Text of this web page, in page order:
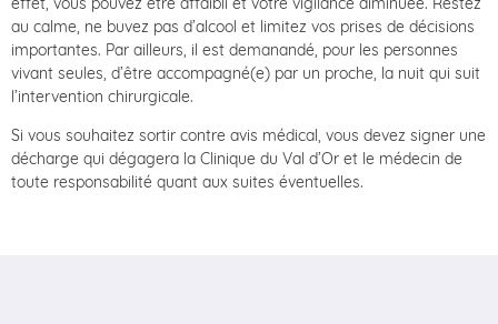
au calme, ne buvez pas d’alcool et limitez vos prises de décisions
importantes. Par ailleurs, il est demanandé, pour les personnes
vivant seules, d’être accompagné(e) par un proche, la nuit qui suit
l’intervention chirurgicale.
Si vous souhaitez sortir contre avis médical, vous devez signer une
décharge qui dégagera la Clinique du Val d’Or et le médecin de
toute responsabilité quant aux suites éventuelles.